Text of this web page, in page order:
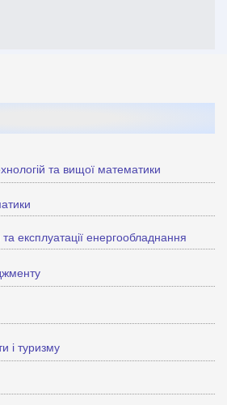
та вищої математики
експлуатації енергообладнання
і туризму